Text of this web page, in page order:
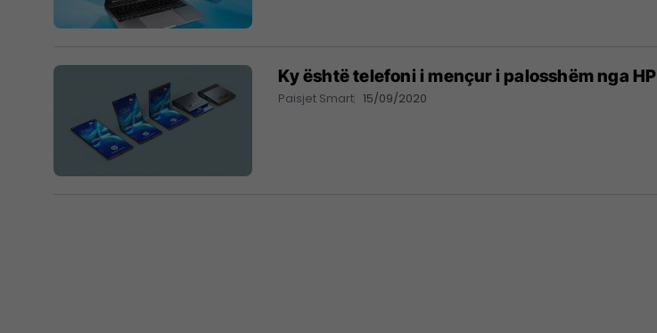
Ky është telefoni i mençur i palosshëm nga HP
Paisjet Smart 15/09/2020